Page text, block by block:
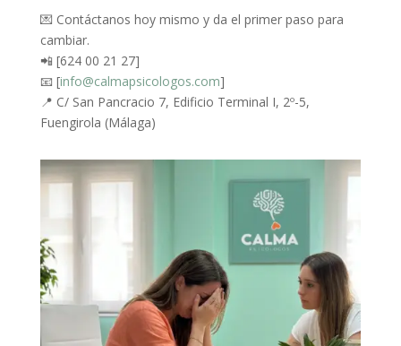
💌 Contáctanos hoy mismo y da el primer paso para
cambiar.
📲 [624 00 21 27]
📧 [info@calmapsicologos.com]
📍 C/ San Pancracio 7, Edificio Terminal I, 2º-5,
Fuengirola (Málaga)